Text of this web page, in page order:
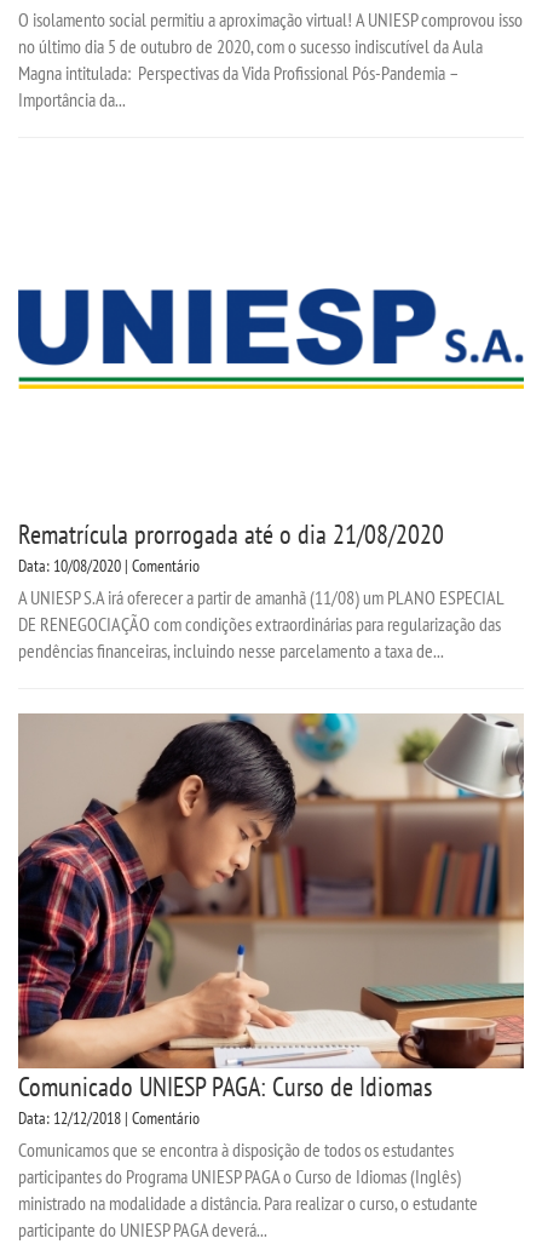
O isolamento social permitiu a aproximação virtual! A UNIESP comprovou isso
no último dia 5 de outubro de 2020, com o sucesso indiscutível da Aula
Magna intitulada: Perspectivas da Vida Profissional Pós-Pandemia –
Importância da...
Rematrícula prorrogada até o dia 21/08/2020
Data: 10/08/2020 | Comentário
A UNIESP S.A irá oferecer a partir de amanhã (11/08) um PLANO ESPECIAL
DE RENEGOCIAÇÃO com condições extraordinárias para regularização das
pendências financeiras, incluindo nesse parcelamento a taxa de...
Comunicado UNIESP PAGA: Curso de Idiomas
Data: 12/12/2018 | Comentário
Comunicamos que se encontra à disposição de todos os estudantes
participantes do Programa UNIESP PAGA o Curso de Idiomas (Inglês)
ministrado na modalidade a distância. Para realizar o curso, o estudante
participante do UNIESP PAGA deverá...